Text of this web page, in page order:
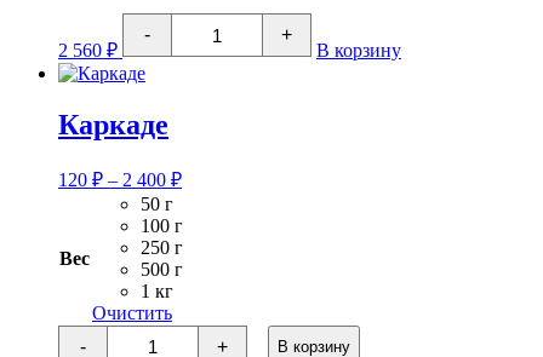
2 560 ₽
-
Количество
товара
Пуэр
+
В корзину
Каркаде
120 ₽ – 2 400 ₽Диапазон
120 ₽
–
2
Вес
50 г
100 г
250 г
500 г
1 кг
Очистить
-
Количество
товара
+ В корзину